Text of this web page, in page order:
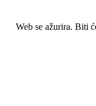
Web se ažurira. Biti